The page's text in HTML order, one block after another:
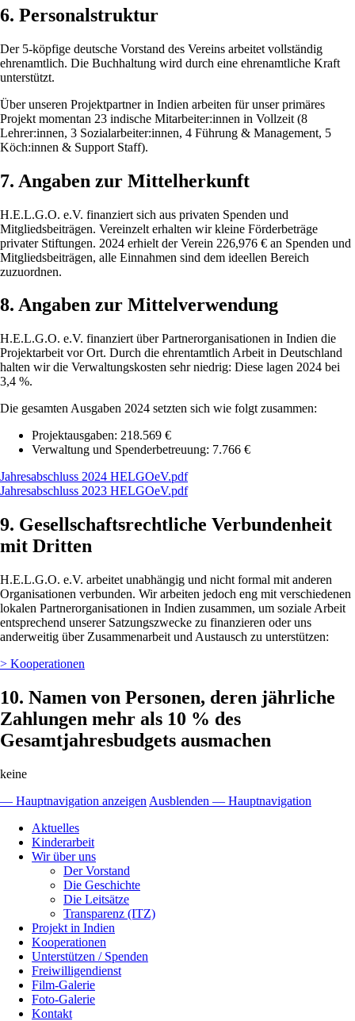
6. Personalstruktur
Der 5-köpfige deutsche Vorstand des Vereins arbeitet vollständig
ehrenamtlich. Die Buchhaltung wird durch eine ehrenamtliche Kraft
unterstützt.
Über unseren Projektpartner in Indien arbeiten für unser primäres
Projekt momentan 23 indische Mitarbeiter:innen in Vollzeit (8
Lehrer:innen, 3 Sozialarbeiter:innen, 4 Führung & Management, 5
Köch:innen & Support Staff).
7. Angaben zur Mittelherkunft
H.E.L.G.O. e.V. finanziert sich aus privaten Spenden und
Mitgliedsbeiträgen. Vereinzelt erhalten wir kleine Förderbeträge
privater Stiftungen. 2024 erhielt der Verein 226,976 € an Spenden und
Mitgliedsbeiträgen, alle Einnahmen sind dem ideellen Bereich
zuzuordnen.
8. Angaben zur Mittelverwendung
H.E.L.G.O. e.V. finanziert über Partnerorganisationen in Indien die
Projektarbeit vor Ort. Durch die ehrentamtlich Arbeit in Deutschland
halten wir die Verwaltungskosten sehr niedrig: Diese lagen 2024 bei
3,4 %.
Die gesamten Ausgaben 2024 setzten sich wie folgt zusammen:
Projektausgaben: 218.569 €
Verwaltung und Spenderbetreuung: 7.766 €
File
Jahresabschluss 2024 HELGOeV.pdf
File
Jahresabschluss 2023 HELGOeV.pdf
9. Gesellschaftsrechtliche Verbundenheit
mit Dritten
H.E.L.G.O. e.V. arbeitet unabhängig und nicht formal mit anderen
Organisationen verbunden. Wir arbeiten jedoch eng mit verschiedenen
lokalen Partnerorganisationen in Indien zusammen, um soziale Arbeit
entsprechend unserer Satzungszwecke zu finanzieren oder uns
anderweitig über Zusammenarbeit und Austausch zu unterstützen:
> Kooperationen
10. Namen von Personen, deren jährliche
Zahlungen mehr als 10 % des
Gesamtjahresbudgets ausmachen
keine
Hauptnavigation
— Hauptnavigation anzeigen Ausblenden — Hauptnavigation
Aktuelles
Kinderarbeit
Wir über uns
Der Vorstand
Die Geschichte
Die Leitsätze
Transparenz (ITZ)
Projekt in Indien
Kooperationen
Unterstützen / Spenden
Freiwilligendienst
Film-Galerie
Foto-Galerie
Kontakt